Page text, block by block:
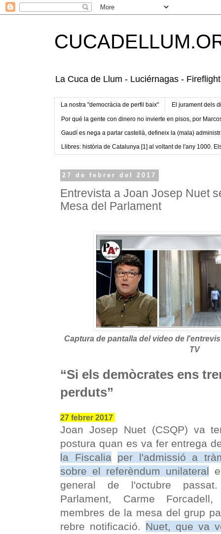
La Cuca de Llum - Luciérnagas -
La nostra "democràcia de perfil baix" El jurament dels
Por qué la gente con dinero no invierte en pisos, por
Gaudí es nega a parlar castellà, defineix la (mala)
Llibres: història de Catalunya [1] al voltant de l'any 1000.
27 de febrer del 2017
Entrevista a Joan Josep Nuet
Mesa del Parlament
Captura de pantalla del video de
TV
“Si els demòcrates ens
perduts”
27 febrer 2017
Joan Josep Nuet (CSQP) va
postura quan es va fer entrega
la Fiscalia per l'admissió a
sobre el referèndum unilateral
general de l'octubre
Parlament, Carme
membres de la mesa del grup
rebre notificació. Nuet, que va